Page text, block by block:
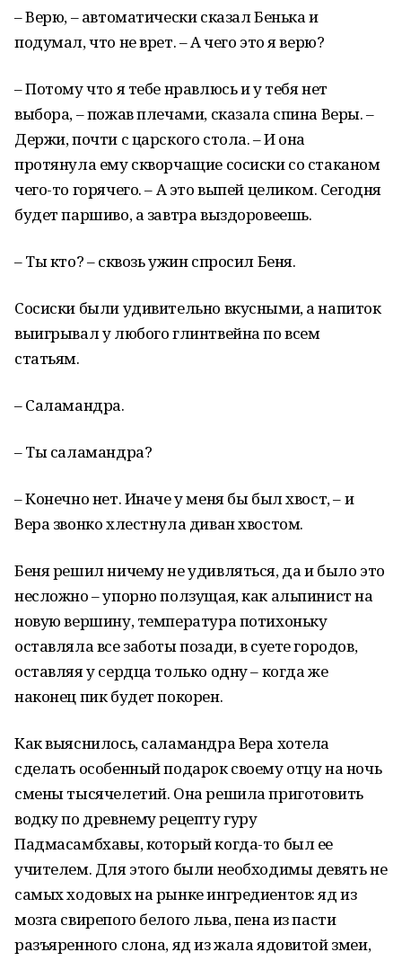
– Верю, – автоматически сказал Бенька и
подумал, что не врет. – А чего это я верю?
– Потому что я тебе нравлюсь и у тебя нет
выбора, – пожав плечами, сказала спина Веры. –
Держи, почти с царского стола. – И она
протянула ему скворчащие сосиски со стаканом
чего-то горячего. – А это выпей целиком. Сегодня
будет паршиво, а завтра выздоровеешь.
– Ты кто? – сквозь ужин спросил Беня.
Сосиски были удивительно вкусными, а напиток
выигрывал у любого глинтвейна по всем
статьям.
– Саламандра.
– Ты саламандра?
– Конечно нет. Иначе у меня бы был хвост, – и
Вера звонко хлестнула диван хвостом.
Беня решил ничему не удивляться, да и было это
несложно – упорно ползущая, как альпинист на
новую вершину, температура потихоньку
оставляла все заботы позади, в суете городов,
оставляя у сердца только одну – когда же
наконец пик будет покорен.
Как выяснилось, саламандра Вера хотела
сделать особенный подарок своему отцу на ночь
смены тысячелетий. Она решила приготовить
водку по древнему рецепту гуру
Падмасамбхавы, который когда-то был ее
учителем. Для этого были необходимы девять не
самых ходовых на рынке ингредиентов: яд из
мозга свирепого белого льва, пена из пасти
разъяренного слона, яд из жала ядовитой змеи,